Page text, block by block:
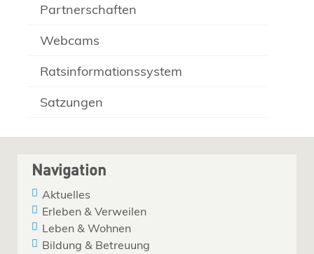
Partnerschaften
Webcams
Ratsinformationssystem
Satzungen
Navigation
Aktuelles
Erleben & Verweilen
Leben & Wohnen
Bildung & Betreuung